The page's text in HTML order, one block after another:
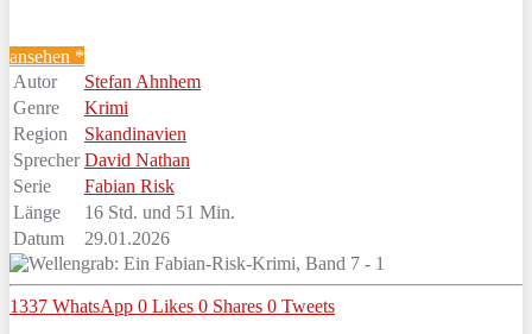
ansehen *
Autor
Stefan Ahnhem
Genre
Krimi
Region
Skandinavien
Sprecher David Nathan
Serie
Fabian Risk
Länge
16 Std. und 51 Min.
Datum
29.01.2026
1337 WhatsApp 0 Likes 0 Shares 0 Tweets